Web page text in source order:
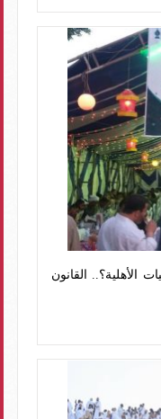
الأهلية؟.. القانون